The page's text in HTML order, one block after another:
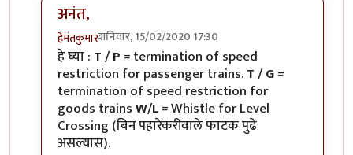
अनंत,
हेमंतकुमारशनिवार, 15/02/2020 17:30
In reply toरेल्वे रुळांच्याbyअनन्त्_यात्री
हे घ्या : T / P = termination of speed
restriction for passenger trains.T / G=
termination of speed restriction for
goods trainsW/L= Whistle for Level
Crossing (बिन पहारेकरीवाले फाटक पुढे
असल्यास).